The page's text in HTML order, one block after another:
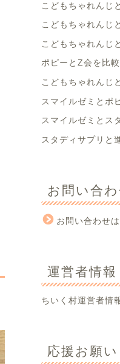
こどもちゃれんじ
こどもちゃれんじ
こどもちゃれんじ
ポピーとZ会を比較
こどもちゃれんじ
スマイルゼミとポ
スマイルゼミとス
スタディサプリと
お問い合
お問い合わせ
運営者情報
ちいく村運営者情
応援お願